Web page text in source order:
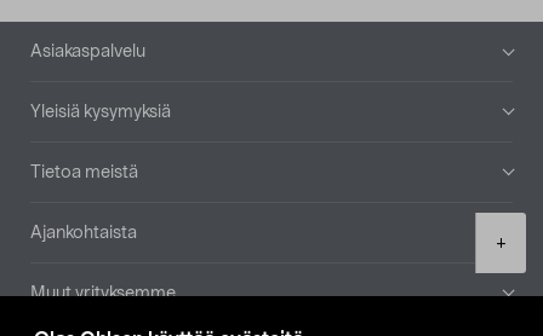
+
Alatunniste
Asiakaspalvelu
Yleisiä kysymyksiä
Tietoa meistä
Ajankohtaista
Muut yrityksemme